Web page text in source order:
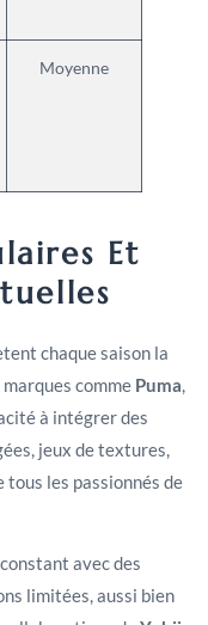
Moyenne
Et
chaque saison la
comme Puma,
à intégrer des
jeux de textures,
les passionnés de
avec des
limitées, aussi bien